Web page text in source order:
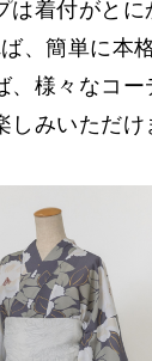
は着付がとに
ば、簡単に本
、様々なコー
しみいただけ